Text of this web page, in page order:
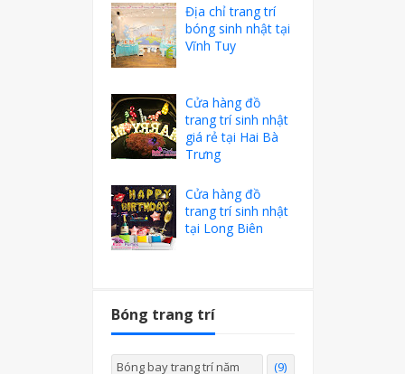
Địa chỉ trang trí
bóng sinh nhật tại
Vĩnh Tuy
Cửa hàng đồ
trang trí sinh nhật
giá rẻ tại Hai Bà
Trưng
Cửa hàng đồ
trang trí sinh nhật
tại Long Biên
Bóng trang trí
Bóng bay trang trí năm
(9)